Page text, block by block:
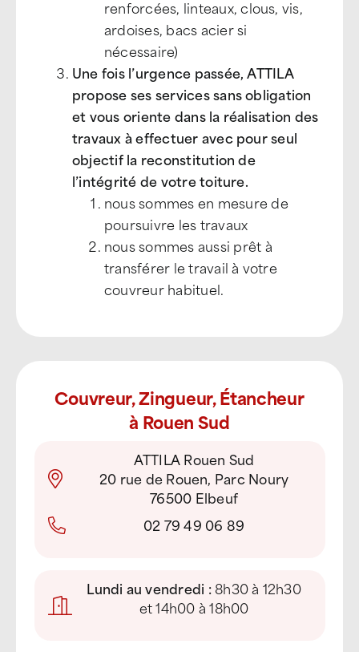
renforcées, linteaux, clous, vis,
ardoises, bacs acier si
nécessaire)
Une fois l’urgence passée, ATTILA
propose ses services sans obligation
et vous oriente dans la réalisation des
travaux à effectuer avec pour seul
objectif la reconstitution de
l’intégrité de votre toiture.
nous sommes en mesure de
poursuivre les travaux
nous sommes aussi prêt à
transférer le travail à votre
couvreur habituel.
Couvreur, Zingueur, Étancheur
à Rouen Sud
ATTILA Rouen Sud
20 rue de Rouen, Parc Noury
76500 Elbeuf
02 79 49 06 89
Lundi au vendredi :8h30 à 12h30
et 14h00 à 18h00